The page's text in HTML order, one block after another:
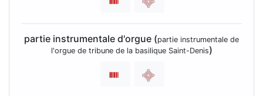
partie instrumentale d'orgue (partie instrumentale de
l'orgue de tribune de la basilique Saint-Denis)